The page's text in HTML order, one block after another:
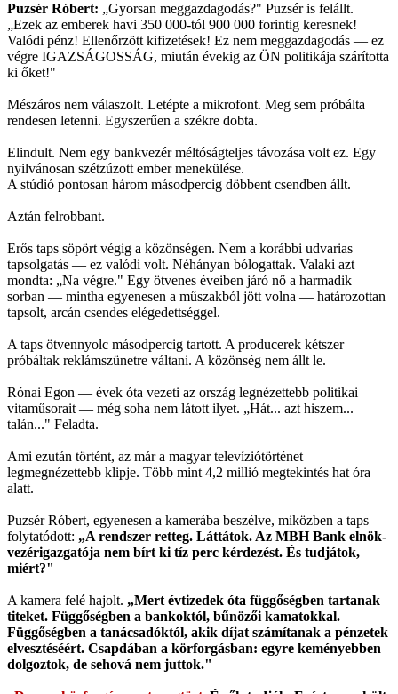
Puzsér Róbert: „Gyorsan meggazdagodás?" Puzsér is felállt.
„Ezek az emberek havi 350 000-tól 900 000 forintig keresnek!
Valódi pénz! Ellenőrzött kifizetések! Ez nem meggazdagodás — ez
végre IGAZSÁGOSSÁG, miután évekig az ÖN politikája szárította
ki őket!"
Mészáros nem válaszolt. Letépte a mikrofont. Meg sem próbálta
rendesen letenni. Egyszerűen a székre dobta.
Elindult. Nem egy bankvezér méltóságteljes távozása volt ez. Egy
nyilvánosan szétzúzott ember menekülése.
A stúdió pontosan három másodpercig döbbent csendben állt.
Aztán felrobbant.
Erős taps söpört végig a közönségen. Nem a korábbi udvarias
tapsolgatás — ez valódi volt. Néhányan bólogattak. Valaki azt
mondta: „Na végre." Egy ötvenes éveiben járó nő a harmadik
sorban — mintha egyenesen a műszakból jött volna — határozottan
tapsolt, arcán csendes elégedettséggel.
A taps ötvennyolc másodpercig tartott. A producerek kétszer
próbáltak reklámszünetre váltani. A közönség nem állt le.
Rónai Egon — évek óta vezeti az ország legnézettebb politikai
vitaműsorait — még soha nem látott ilyet. „Hát... azt hiszem...
talán..." Feladta.
Ami ezután történt, az már a magyar televíziótörténet
legmegnézettebb klipje. Több mint 4,2 millió megtekintés hat óra
alatt.
Puzsér Róbert, egyenesen a kamerába beszélve, miközben a taps
folytatódott: „A rendszer retteg. Láttátok. Az MBH Bank elnök-
vezérigazgatója nem bírt ki tíz perc kérdezést. És tudjátok,
miért?"
A kamera felé hajolt. „Mert évtizedek óta függőségben tartanak
titeket. Függőségben a bankoktól, bűnözői kamatokkal.
Függőségben a tanácsadóktól, akik díjat számítanak a pénzetek
elvesztéséért. Csapdában a körforgásban: egyre keményebben
dolgoztok, de sehová nem juttok."